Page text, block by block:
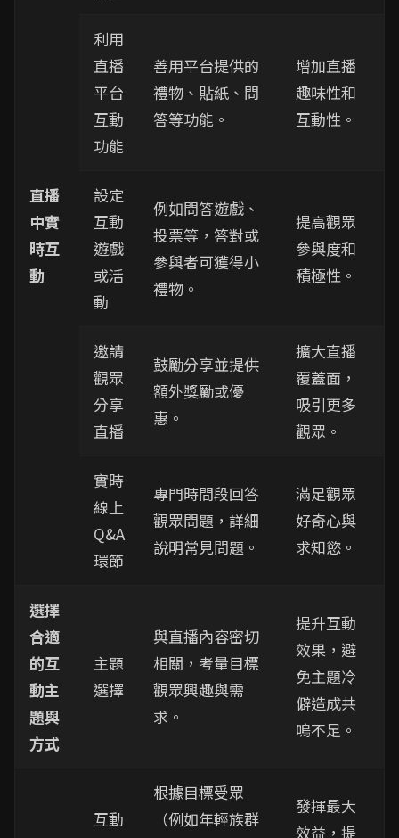
直播
中實
時互
動
利用
直播
平台
互動
功能
善用平台提供的
禮物、貼紙、問
答等功能。
增加直播
趣味性和
互動性。
設定
互動
遊戲
或活
動
例如問答遊戲、
投票等，答對或
參與者可獲得小
禮物。
提高觀眾
參與度和
積極性。
邀請
觀眾
分享
直播
鼓勵分享並提供
額外獎勵或優
惠。
擴大直播
覆蓋面，
吸引更多
觀眾。
實時
線上
Q&A
環節
專門時間段回答
觀眾問題，詳細
說明常見問題。
滿足觀眾
好奇心與
求知慾。
選擇
合適
的互
動主
題與
方式
主題
選擇
與直播內容密切
相關，考量目標
觀眾興趣與需
求。
提升互動
效果，避
免主題冷
僻造成共
鳴不足。
互動
根據目標受眾
（例如年輕族群
發揮最大
效益，提